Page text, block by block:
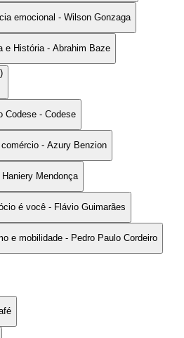
emocional - Wilson Gonzaga
e História - Abrahim Baze
Codese - Codese
comércio - Azury Benzion
Mendonça
é você - Flávio Guimarães
e mobilidade - Pedro Paulo Cordeiro